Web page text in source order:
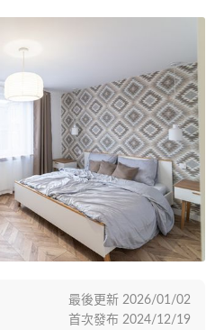
最後更新 2026/01/02
首次發布 2024/12/19